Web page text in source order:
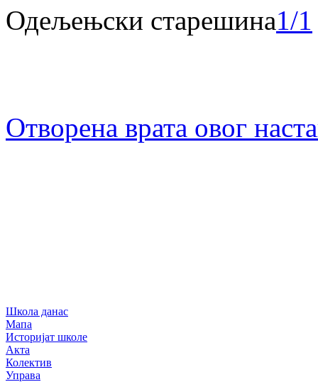
Одељењски старешина1/1
Отворена врата овог
Школа данас
Мапа
Историјат школе
Акта
Колектив
Управа